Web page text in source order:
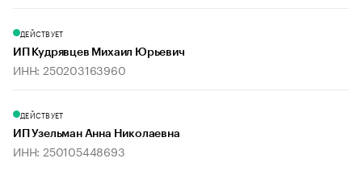
ДЕЙСТВУЕТ
ИП Кудрявцев Михаил Юрьевич
ИНН: 250203163960
ДЕЙСТВУЕТ
ИП Узельман Анна Николаевна
ИНН: 250105448693